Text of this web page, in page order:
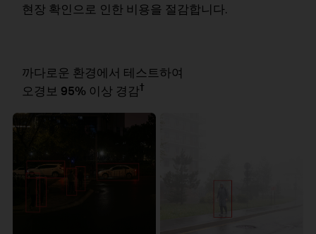
현장 확인으로 인한 비용을 절감합니다.
까다로운 환경에서 테스트하여
오경보 95% 이상 경감†